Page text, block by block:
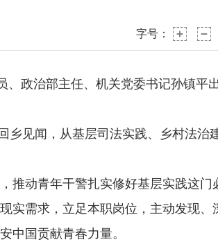
字号：
政治部主任、机关党委书记孙镇平
见闻，从基层司法实践、乡村法治
动青年干警扎实修好基层实践这门
实需求，立足本职岗位，主动发现、
中国贡献青春力量。